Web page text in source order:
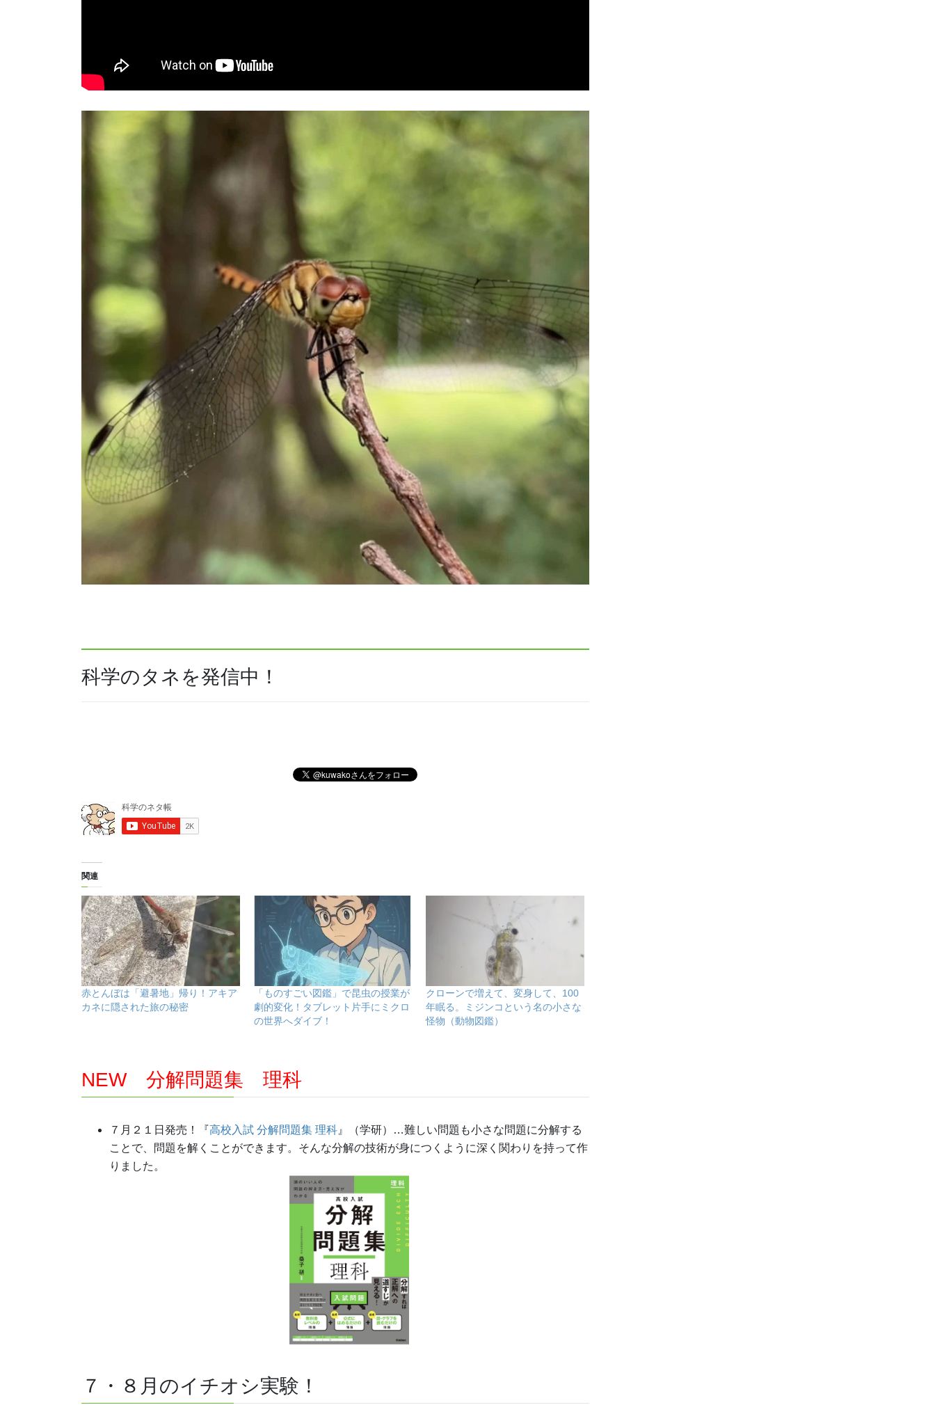
科学のタネを発信中！
関連
赤とんぼは「避暑地」帰り！アキア
カネに隠された旅の秘密
「ものすごい図鑑」で昆虫の授業が
劇的変化！タブレット片手にミクロ
の世界へダイブ！
クローンで増えて、変身して、100
年眠る。ミジンコという名の小さな
怪物（動物図鑑）
NEW 分解問題集 理科
７月２１日発売！『高校入試 分解問題集 理科 』（学研）…難しい問題も小さな問題に分解する
ことで、問題を解くことができます。そんな分解の技術が身につくように深く関わりを持って作
りました。
７・８月のイチオシ実験！